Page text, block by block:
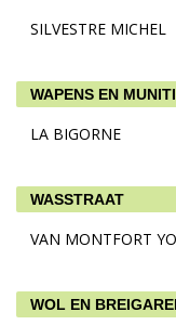
SILVESTRE MICHEL
WAPENS EN
LA BIGORNE
WASSTRAAT
VAN MONTFORT
WOL EN